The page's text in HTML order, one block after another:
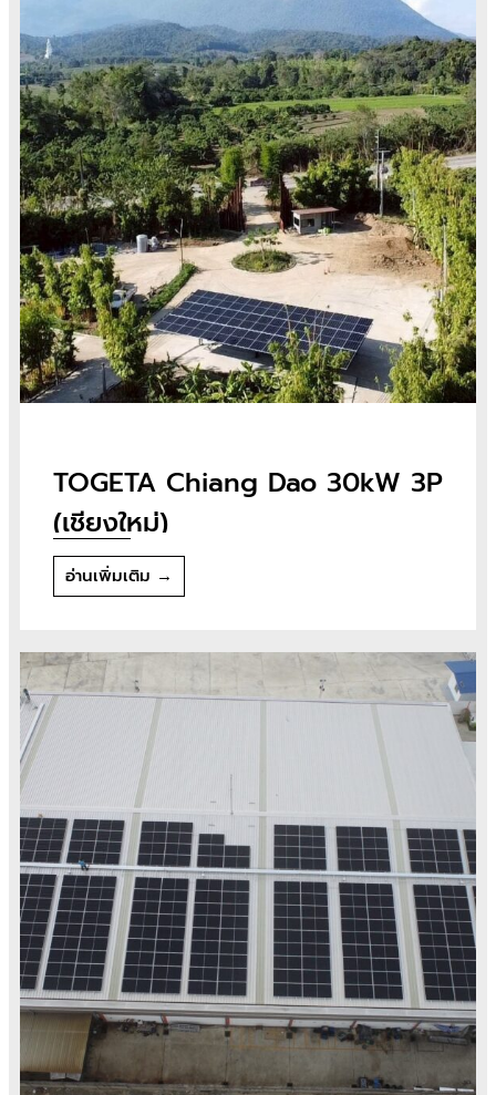
TOGETA Chiang Dao 30kW 3P
(เชียงใหม่)
อ่านเพิ่มเติม →